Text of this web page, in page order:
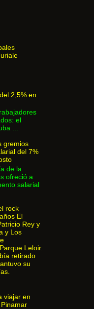
2,5% en
el
...
gremios
del 7%
de la
ofreció a
salarial
rock
El
Rey y
y Los
Leloir.
retirado
su
viajar en